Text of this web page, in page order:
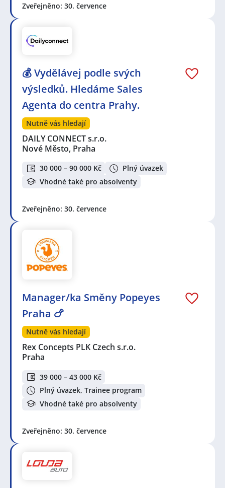
Zveřejněno: 30. července
💰 Vydělávej podle svých
výsledků. Hledáme Sales
Agenta do centra Prahy.
Nutně vás hledají
DAILY CONNECT s.r.o.
Nové Město, Praha
30 000 – 90 000 Kč
Plný úvazek
Vhodné také pro absolventy
Zveřejněno: 30. července
Manager/ka Směny Popeyes
Praha 🍗
Nutně vás hledají
Rex Concepts PLK Czech s.r.o.
Praha
39 000 – 43 000 Kč
Plný úvazek, Trainee program
Vhodné také pro absolventy
Zveřejněno: 30. července